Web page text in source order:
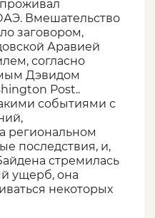
Вмешательство
заговором,
Аравией
согласно
Дэвидом
Post..
событиями с
региональном
последствия, и,
стремилась
ущерб, она
некоторых